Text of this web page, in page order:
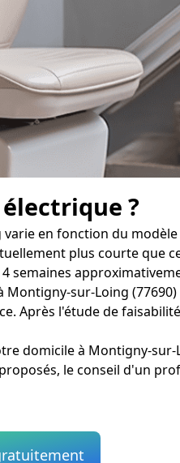
?
en fonction du
plus courte que
semaines
sur-Loing
Après l'étude de
domicile à Montigny-
le conseil d'un